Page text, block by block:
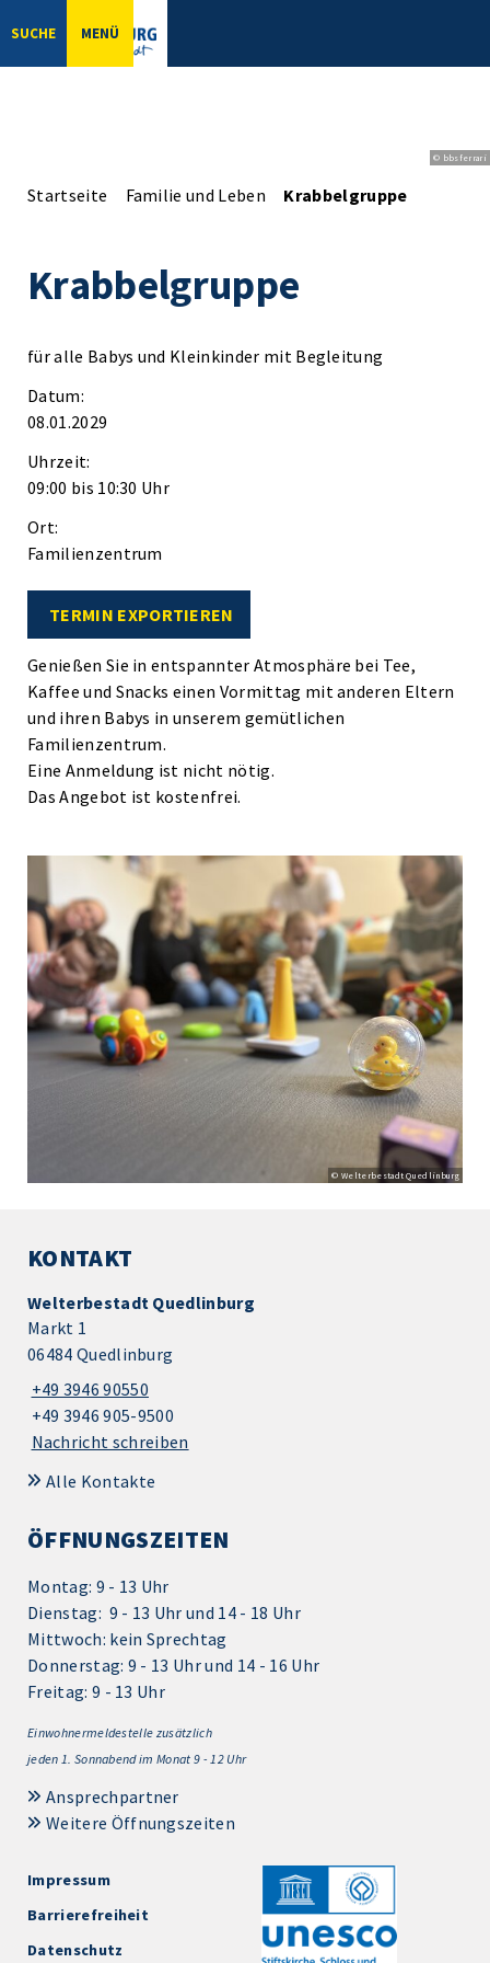
SUCHE MENÜ
© bbsferrari
Startseite Familie und Leben Krabbelgruppe
Krabbelgruppe
für alle Babys und Kleinkinder mit Begleitung
Datum:
08.01.2029
Uhrzeit:
09:00 bis 10:30 Uhr
Ort:
Familienzentrum
TERMIN EXPORTIEREN
Genießen Sie in entspannter Atmosphäre bei Tee,
Kaffee und Snacks einen Vormittag mit anderen Eltern
und ihren Babys in unserem gemütlichen
Familienzentrum.
Eine Anmeldung ist nicht nötig.
Das Angebot ist kostenfrei.
© Welterbestadt Quedlinburg
KONTAKT
Welterbestadt Quedlinburg
Markt 1
06484 Quedlinburg
+49 3946 90550
+49 3946 905-9500
Nachricht schreiben
Alle Kontakte
ÖFFNUNGSZEITEN
Montag: 9 - 13 Uhr
Dienstag: 9 - 13 Uhr und 14 - 18 Uhr
Mittwoch: kein Sprechtag
Donnerstag: 9 - 13 Uhr und 14 - 16 Uhr
Freitag: 9 - 13 Uhr
Einwohnermeldestelle zusätzlich
jeden 1. Sonnabend im Monat 9 - 12 Uhr
Ansprechpartner
Weitere Öffnungszeiten
Impressum
Barrierefreiheit
Datenschutz